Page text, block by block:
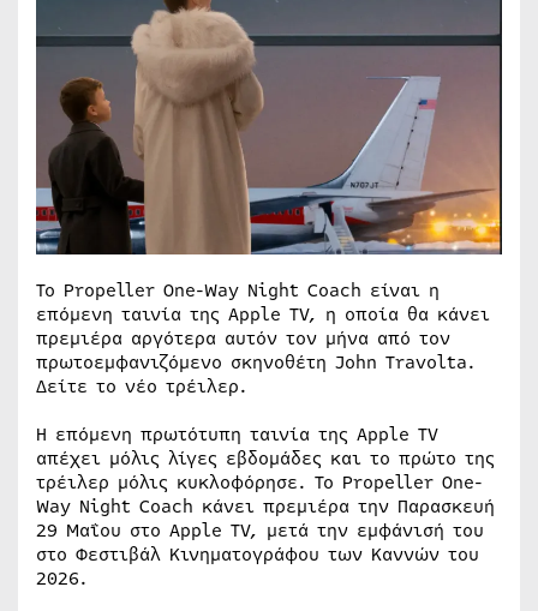
Το Propeller One-Way Night Coach είναι η
επόμενη ταινία της Apple TV, η οποία θα κάνει
πρεμιέρα αργότερα αυτόν τον μήνα από τον
πρωτοεμφανιζόμενο σκηνοθέτη John Travolta.
Δείτε το νέο τρέιλερ.
Η επόμενη πρωτότυπη ταινία της Apple TV
απέχει μόλις λίγες εβδομάδες και το πρώτο της
τρέιλερ μόλις κυκλοφόρησε. Το Propeller One-
Way Night Coach κάνει πρεμιέρα την Παρασκευή
29 Μαΐου στο Apple TV, μετά την εμφάνισή του
στο Φεστιβάλ Κινηματογράφου των Καννών του
2026.